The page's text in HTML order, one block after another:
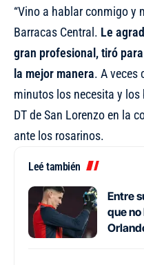
“Vino a hablar conmigo y
Barracas Central. Le
gran profesional, tiró
la mejor manera. A veces
minutos los necesita y los
DT de San Lorenzo en la
ante los rosarinos.
Leé también
Entre
que no